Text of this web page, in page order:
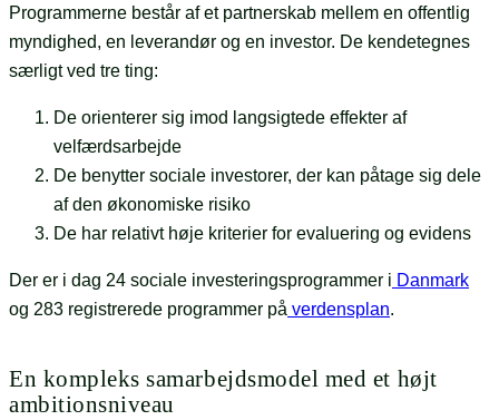
Programmerne består af et partnerskab mellem en offentlig
myndighed, en leverandør og en investor. De kendetegnes
særligt ved tre ting:
De orienterer sig imod langsigtede effekter af
velfærdsarbejde
De benytter sociale investorer, der kan påtage sig dele
af den økonomiske risiko
De har relativt høje kriterier for evaluering og evidens
Der er i dag 24 sociale investeringsprogrammer i Danmark
og 283 registrerede programmer på verdensplan.
En kompleks samarbejdsmodel med et højt
ambitionsniveau